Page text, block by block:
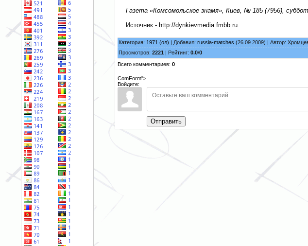
Газета «Комсомольское знамя», Киев, № 185 (7956),
Источник - http://dynkievmedia.fmbb.ru.
Категория: 1971 (ол) | Добавил: russia-matches (26.09.2009) | Автор:
Просмотров: 2221 | Рейтинг: 0.0/0
Всего комментариев: 0
ComForm">
Войдите:
Отправить